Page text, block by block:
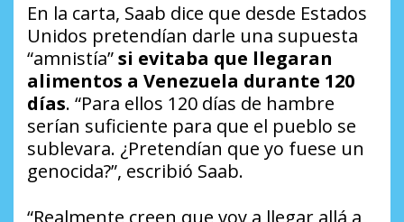
En la carta, Saab dice que desde Estados
Unidos pretendían darle una supuesta
“amnistía”si evitaba que llegaran
alimentos a Venezuela durante 120
días. “Para ellos 120 días de hambre
serían suficiente para que el pueblo se
sublevara. ¿Pretendían que yo fuese un
genocida?”, escribió Saab.